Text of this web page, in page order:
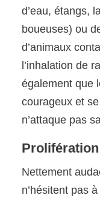
d’eau, étangs,
boueuses) ou
d’animaux
l’inhalation de
également que
courageux et
n’attaque pas
Nettement
n’hésitent pas